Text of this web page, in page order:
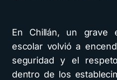
En Chillán, un grave
escolar volvió a
seguridad y el
dentro de los